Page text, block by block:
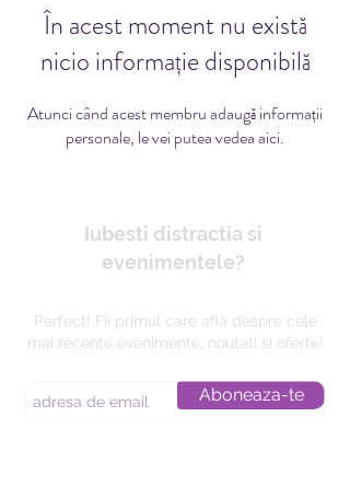
În acest moment nu există
nicio informație disponibilă
Atunci când acest membru adaugă informații
personale, le vei putea vedea aici.
Iubesti distractia si
evenimentele?
Perfect! Fii primul care află despre cele
mai recente evenimente, noutati si oferte!
Aboneaza-te